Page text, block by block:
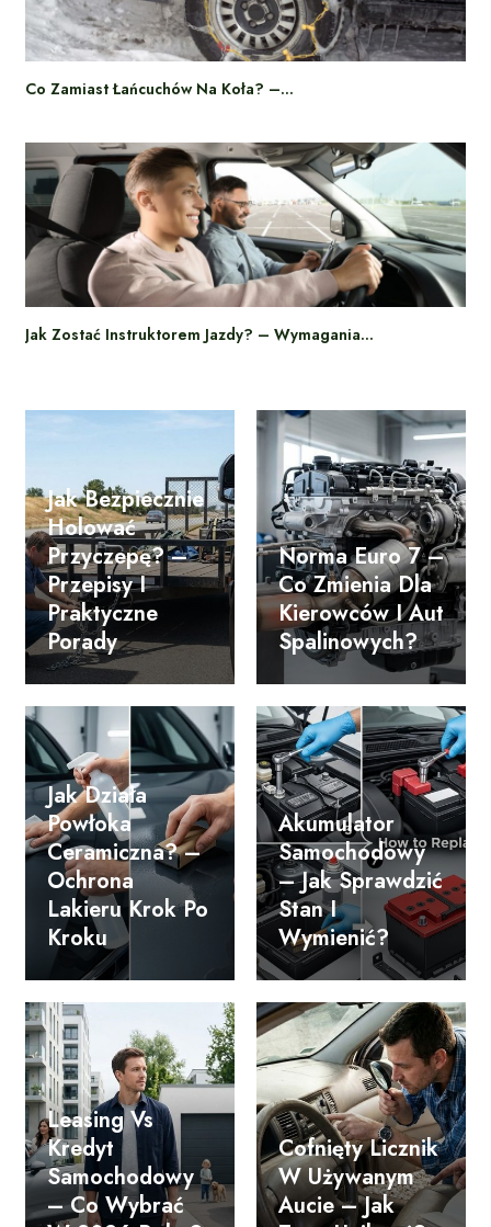
Co Zamiast Łańcuchów Na Koła? –…
Jak Zostać Instruktorem Jazdy? – Wymagania…
Jak Bezpiecznie
Holować
Przyczepę? –
Przepisy I
Praktyczne
Porady
Norma Euro 7 –
Co Zmienia Dla
Kierowców I Aut
Spalinowych?
Jak Działa
Powłoka
Ceramiczna? –
Ochrona
Lakieru Krok Po
Kroku
Akumulator
Samochodowy
– Jak Sprawdzić
Stan I
Wymienić?
Leasing Vs
Kredyt
Samochodowy
– Co Wybrać
Cofnięty Licznik
W Używanym
Aucie – Jak